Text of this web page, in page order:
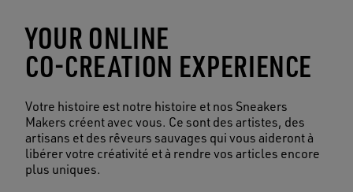
YOUR ONLINE
CO-CREATION EXPERIENCE
Votre histoire est notre histoire et nos Sneakers
Makers créent avec vous. Ce sont des artistes, des
artisans et des rêveurs sauvages qui vous aideront à
libérer votre créativité et à rendre vos articles encore
plus uniques.